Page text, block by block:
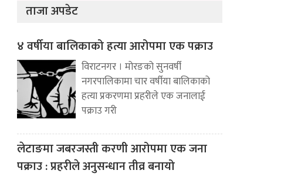
ताजा अपडेट
४ वर्षीया बालिकाको हत्या आरोपमा एक पक्राउ
विराटनगर । मोरङको सुनवर्षी
नगरपालिकामा चार वर्षीया बालिकाको
हत्या प्रकरणमा प्रहरीले एक जनालाई
पक्राउ गरी
लेटाङमा जबरजस्ती करणी आरोपमा एक जना
पक्राउ : प्रहरीले अनुसन्धान तीव्र बनायो